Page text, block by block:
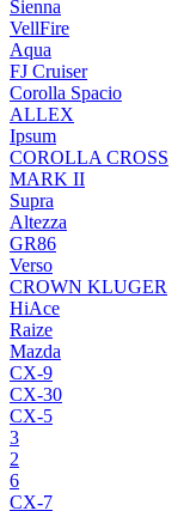
Sienna
VellFire
Aqua
FJ Cruiser
Corolla Spacio
ALLEX
Ipsum
COROLLA CROSS
MARK II
Supra
Altezza
GR86
Verso
CROWN KLUGER
HiAce
Raize
Mazda
CX-9
CX-30
CX-5
3
2
6
CX-7